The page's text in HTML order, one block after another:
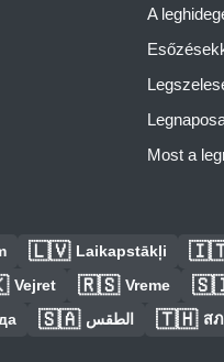
A
Most a
🇱🇻 Laikapstākļi
Vejret 🇷🇸 Vreme
🇸🇦 الطقس 🇹🇭 ส